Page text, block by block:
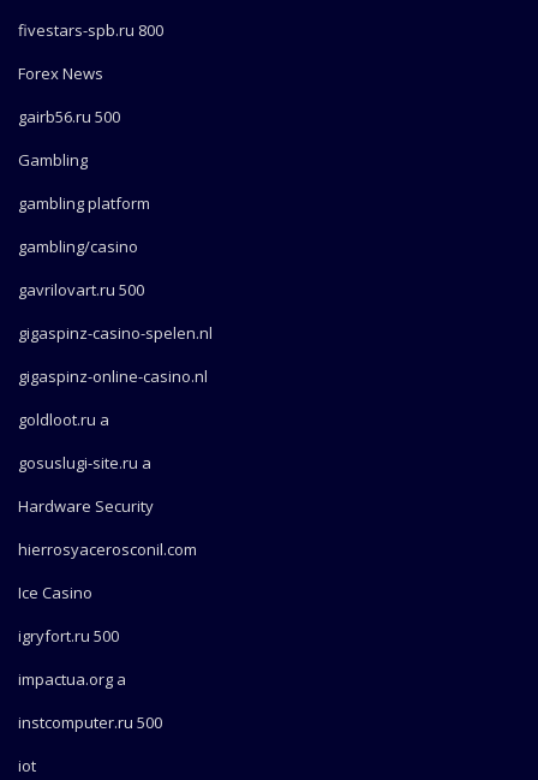
fivestars-spb.ru 800
Forex News
gairb56.ru 500
Gambling
gambling platform
gambling/casino
gavrilovart.ru 500
gigaspinz-casino-spelen.nl
gigaspinz-online-casino.nl
goldloot.ru a
gosuslugi-site.ru a
Hardware Security
hierrosyacerosconil.com
Ice Casino
igryfort.ru 500
impactua.org a
instcomputer.ru 500
iot